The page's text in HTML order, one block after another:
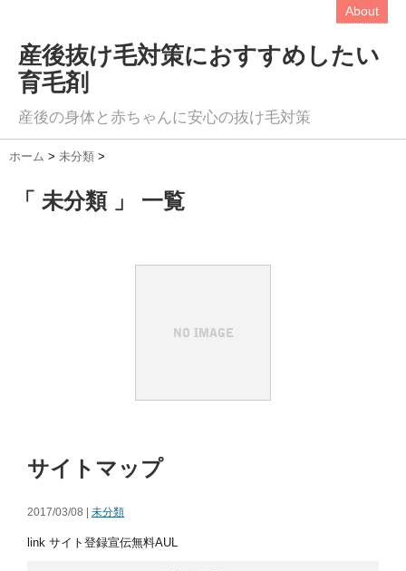
About
産後抜け毛対策におすすめしたい
育毛剤
産後の身体と赤ちゃんに安心の抜け毛対策
ホーム > 未分類 >
「 未分類 」 一覧
サイトマップ
2017/03/08 | 未分類
link サイト登録宣伝無料AUL